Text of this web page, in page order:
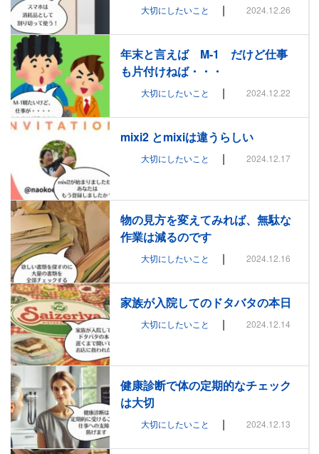
大切にしたいこと | 2024.12.26
年末と言えば M-1 だけど仕事
も片付けねば・・・
大切にしたいこと | 2024.12.22
mixi2 とmixiは違うらしい
大切にしたいこと | 2024.12.17
物の見方を変えてみれば、無駄な
作業は減るのです
大切にしたいこと | 2024.12.16
家族が入院してのドタバタの本日
大切にしたいこと | 2024.12.14
健康診断で体の定期的なチェック
は大切
大切にしたいこと | 2024.12.13